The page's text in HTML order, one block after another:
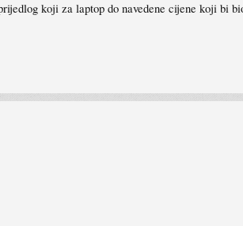
koji za laptop do navedene cijene koji bi